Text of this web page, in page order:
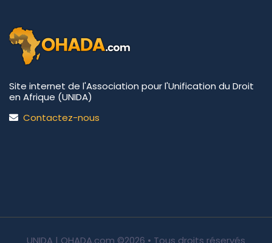
Site internet de l'Association pour l'Unification du Droit
en Afrique (UNIDA)
Contactez-nous